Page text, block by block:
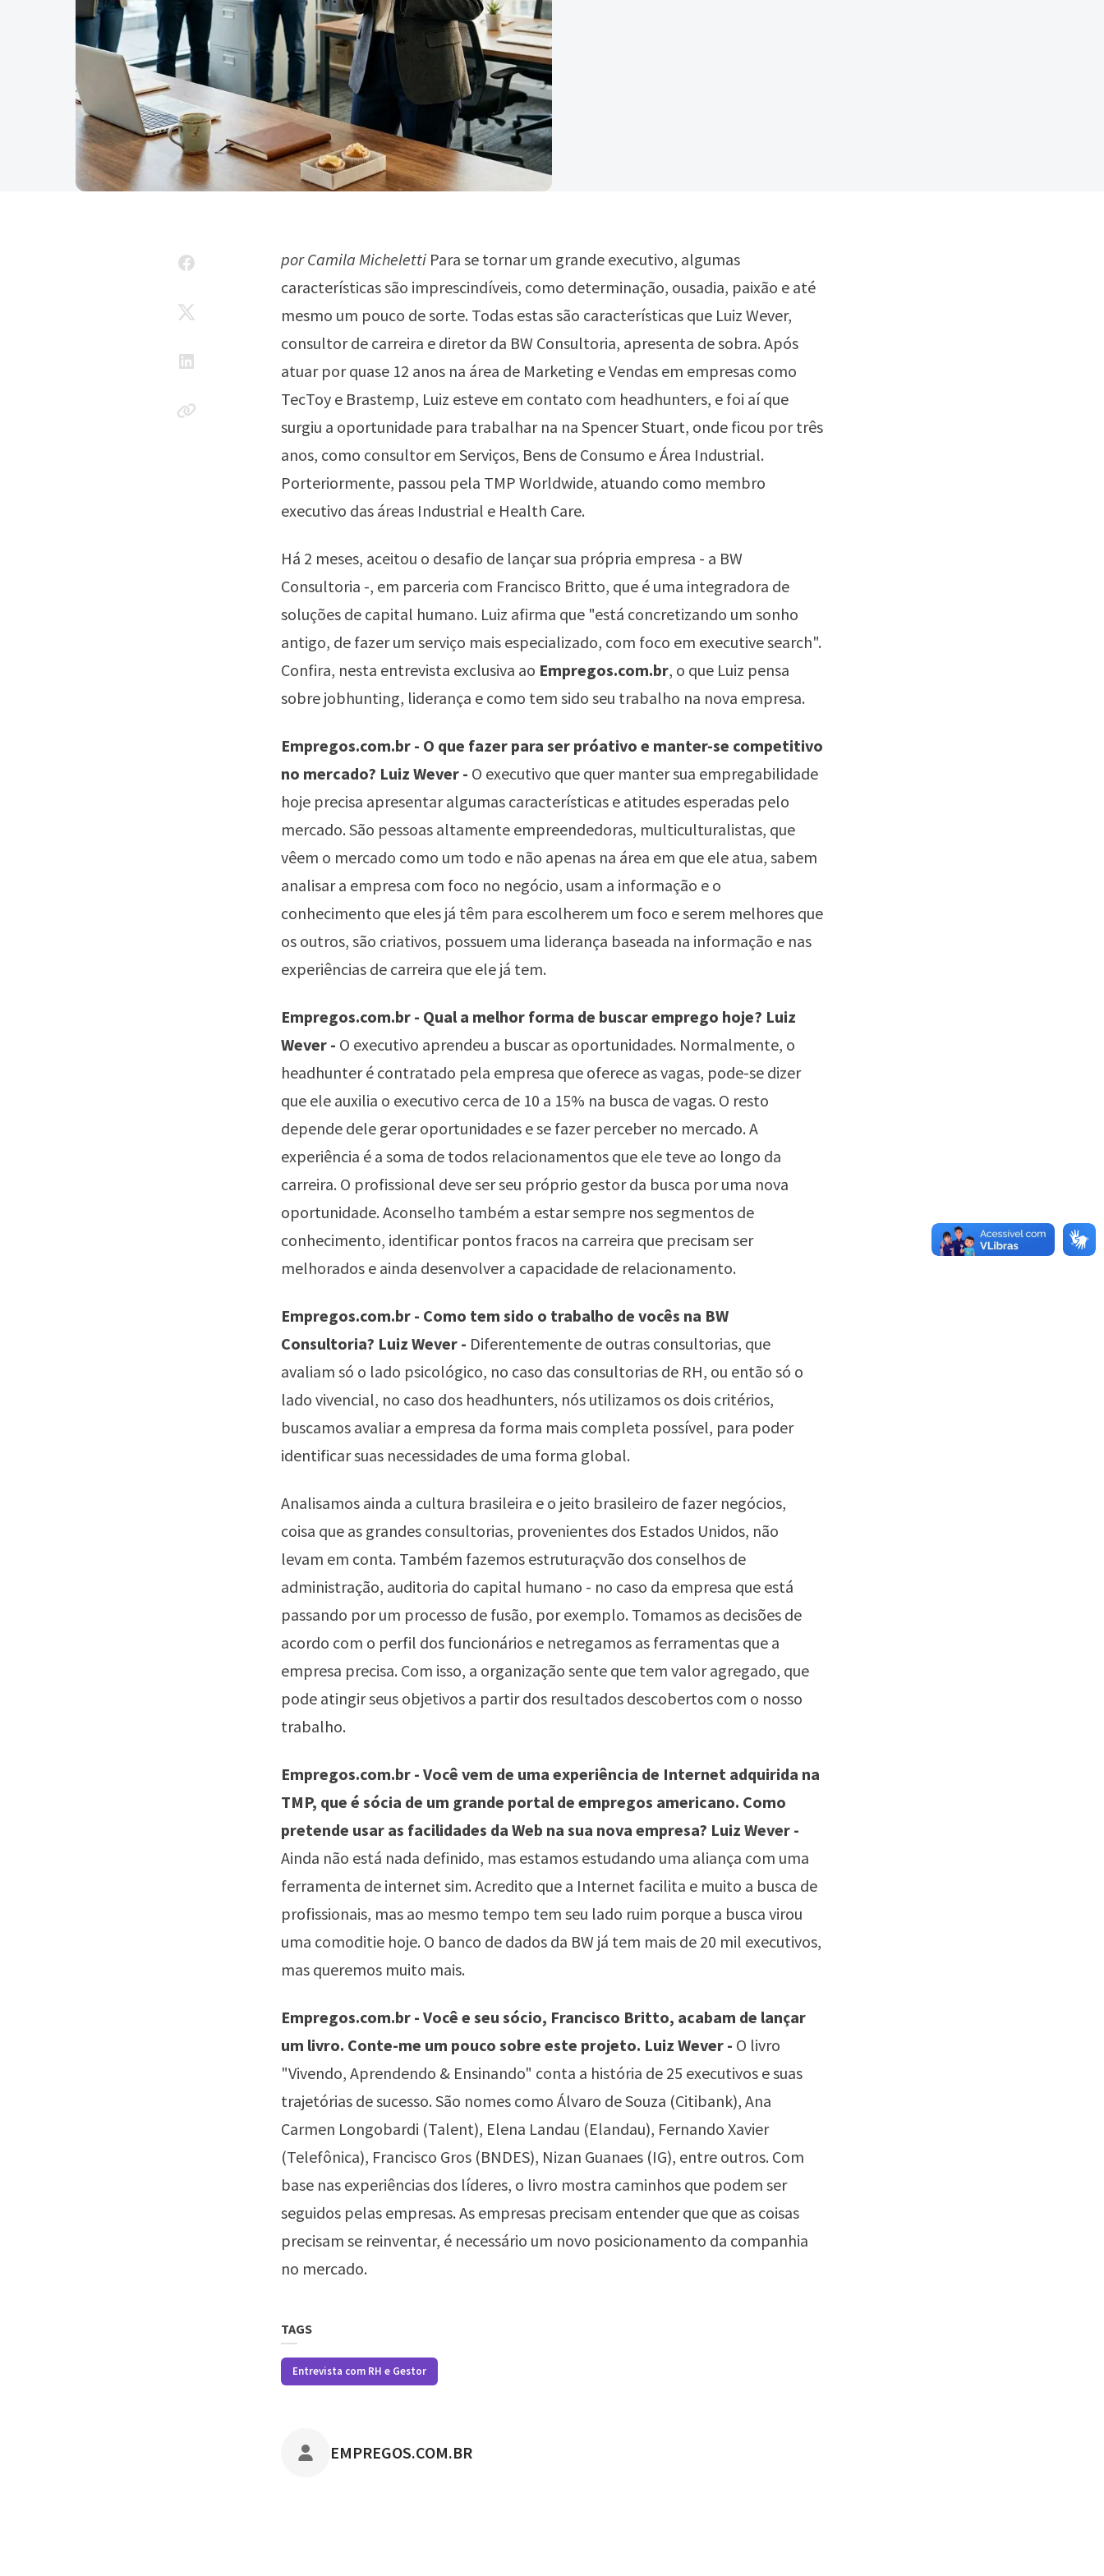
por Camila Micheletti Para se tornar um grande executivo, algumas
características são imprescindíveis, como determinação, ousadia, paixão e até
mesmo um pouco de sorte. Todas estas são características que Luiz Wever,
consultor de carreira e diretor da BW Consultoria, apresenta de sobra. Após
atuar por quase 12 anos na área de Marketing e Vendas em empresas como
TecToy e Brastemp, Luiz esteve em contato com headhunters, e foi aí que
surgiu a oportunidade para trabalhar na na Spencer Stuart, onde ficou por três
anos, como consultor em Serviços, Bens de Consumo e Área Industrial.
Porteriormente, passou pela TMP Worldwide, atuando como membro
executivo das áreas Industrial e Health Care.
Há 2 meses, aceitou o desafio de lançar sua própria empresa - a BW
Consultoria -, em parceria com Francisco Britto, que é uma integradora de
soluções de capital humano. Luiz afirma que "está concretizando um sonho
antigo, de fazer um serviço mais especializado, com foco em executive search".
Confira, nesta entrevista exclusiva ao Empregos.com.br, o que Luiz pensa
sobre jobhunting, liderança e como tem sido seu trabalho na nova empresa.
Empregos.com.br - O que fazer para ser próativo e manter-se competitivo
no mercado? Luiz Wever - O executivo que quer manter sua empregabilidade
hoje precisa apresentar algumas características e atitudes esperadas pelo
mercado. São pessoas altamente empreendedoras, multiculturalistas, que
vêem o mercado como um todo e não apenas na área em que ele atua, sabem
analisar a empresa com foco no negócio, usam a informação e o
conhecimento que eles já têm para escolherem um foco e serem melhores que
os outros, são criativos, possuem uma liderança baseada na informação e nas
experiências de carreira que ele já tem.
Empregos.com.br - Qual a melhor forma de buscar emprego hoje? Luiz
Wever - O executivo aprendeu a buscar as oportunidades. Normalmente, o
headhunter é contratado pela empresa que oferece as vagas, pode-se dizer
que ele auxilia o executivo cerca de 10 a 15% na busca de vagas. O resto
depende dele gerar oportunidades e se fazer perceber no mercado. A
experiência é a soma de todos relacionamentos que ele teve ao longo da
carreira. O profissional deve ser seu próprio gestor da busca por uma nova
oportunidade. Aconselho também a estar sempre nos segmentos de
conhecimento, identificar pontos fracos na carreira que precisam ser
melhorados e ainda desenvolver a capacidade de relacionamento.
Empregos.com.br - Como tem sido o trabalho de vocês na BW
Consultoria? Luiz Wever - Diferentemente de outras consultorias, que
avaliam só o lado psicológico, no caso das consultorias de RH, ou então só o
lado vivencial, no caso dos headhunters, nós utilizamos os dois critérios,
buscamos avaliar a empresa da forma mais completa possível, para poder
identificar suas necessidades de uma forma global.
Analisamos ainda a cultura brasileira e o jeito brasileiro de fazer negócios,
coisa que as grandes consultorias, provenientes dos Estados Unidos, não
levam em conta. Também fazemos estruturaçvão dos conselhos de
administração, auditoria do capital humano - no caso da empresa que está
passando por um processo de fusão, por exemplo. Tomamos as decisões de
acordo com o perfil dos funcionários e netregamos as ferramentas que a
empresa precisa. Com isso, a organização sente que tem valor agregado, que
pode atingir seus objetivos a partir dos resultados descobertos com o nosso
trabalho.
Empregos.com.br - Você vem de uma experiência de Internet adquirida na
TMP, que é sócia de um grande portal de empregos americano. Como
pretende usar as facilidades da Web na sua nova empresa? Luiz Wever -
Ainda não está nada definido, mas estamos estudando uma aliança com uma
ferramenta de internet sim. Acredito que a Internet facilita e muito a busca de
profissionais, mas ao mesmo tempo tem seu lado ruim porque a busca virou
uma comoditie hoje. O banco de dados da BW já tem mais de 20 mil executivos,
mas queremos muito mais.
Empregos.com.br - Você e seu sócio, Francisco Britto, acabam de lançar
um livro. Conte-me um pouco sobre este projeto. Luiz Wever - O livro
"Vivendo, Aprendendo & Ensinando" conta a história de 25 executivos e suas
trajetórias de sucesso. São nomes como Álvaro de Souza (Citibank), Ana
Carmen Longobardi (Talent), Elena Landau (Elandau), Fernando Xavier
(Telefônica), Francisco Gros (BNDES), Nizan Guanaes (IG), entre outros. Com
base nas experiências dos líderes, o livro mostra caminhos que podem ser
seguidos pelas empresas. As empresas precisam entender que que as coisas
precisam se reinventar, é necessário um novo posicionamento da companhia
no mercado.
TAGS
Entrevista com RH e Gestor
POSTADO POR
EMPREGOS.COM.BR